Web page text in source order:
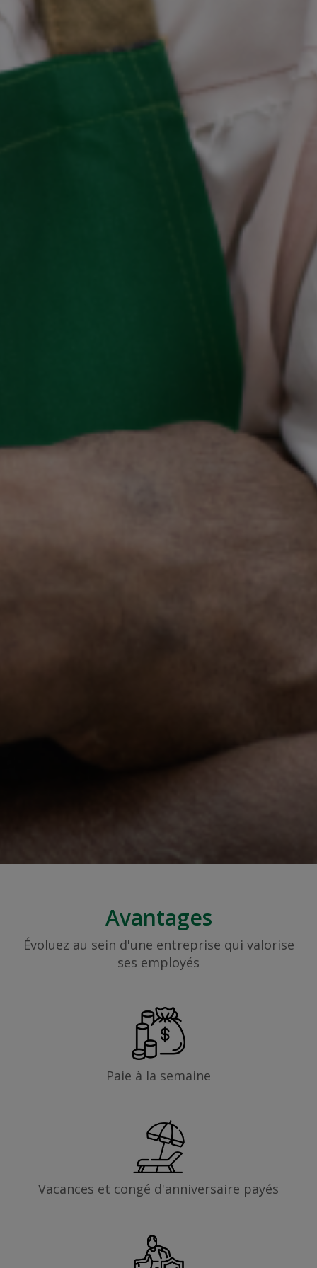
Avantages
Évoluez au sein d'une entreprise qui valorise
ses employés
Paie à la semaine
Vacances et congé d'anniversaire payés